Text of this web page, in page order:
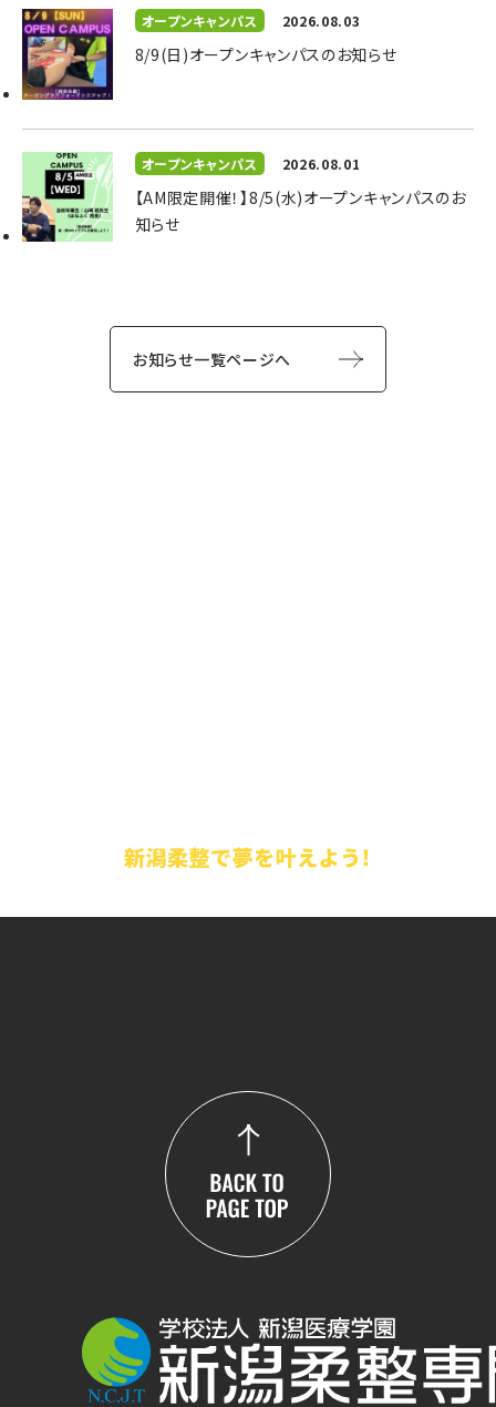
オープンキャンパス 2026.08.03
8/9(日)オープンキャンパスのお知らせ
オープンキャンパス 2026.08.01
【AM限定開催！】8/5(水)オープンキャンパスのお
知らせ
お知らせ一覧ページへ